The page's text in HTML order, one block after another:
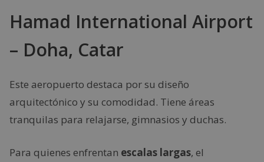
Hamad International Airport
– Doha, Catar
Este aeropuerto destaca por su diseño
arquitectónico y su comodidad. Tiene áreas
tranquilas para relajarse, gimnasios y duchas.
Para quienes enfrentan escalas largas, el